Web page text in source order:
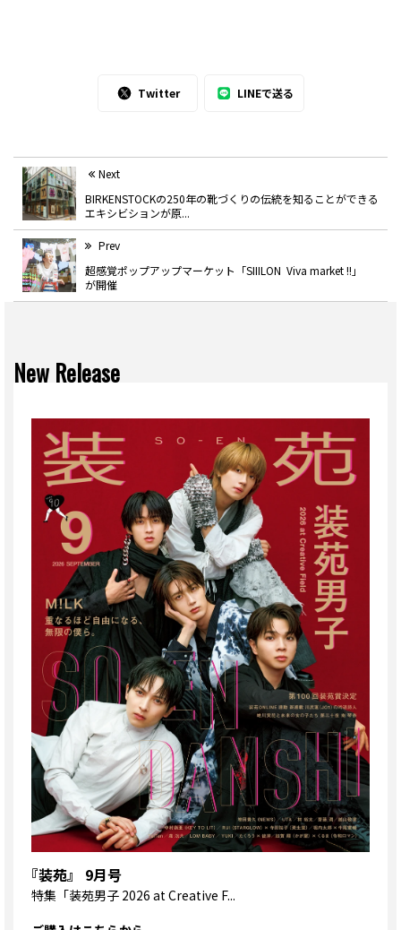
Twitter LINEで送る
Next
BIRKENSTOCKの250年の靴づくりの伝統を知ることができる
エキシビションが原...
Prev
超感覚ポップアップマーケット「SIIILON Viva market !!」
が開催
New Release
『装苑』 9月号
特集 「装苑男子 2026 at Creative F...